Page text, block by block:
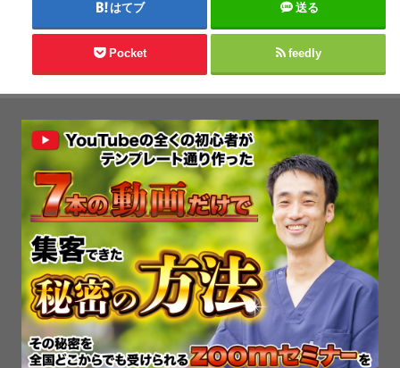
はてブ 送る
Pocket feedly